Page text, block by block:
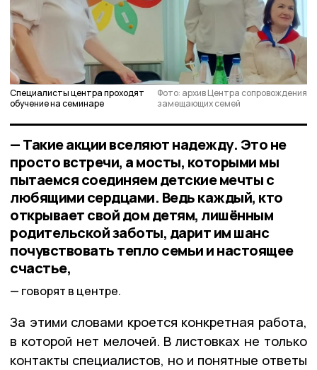
Специалисты центра проходят
обучение на семинаре
Фото: архив Центра сопровождения
замещающих семей
— Такие акции вселяют надежду. Это не
просто встречи, а мосты, которыми мы
пытаемся соединяем детские мечты с
любящими сердцами. Ведь каждый, кто
открывает свой дом детям, лишённым
родительской заботы, дарит им шанс
почувствовать тепло семьи и настоящее
счастье,
говорят в центре.
За этими словами кроется конкретная работа,
в которой нет мелочей. В листовках не только
контакты специалистов, но и понятные ответы